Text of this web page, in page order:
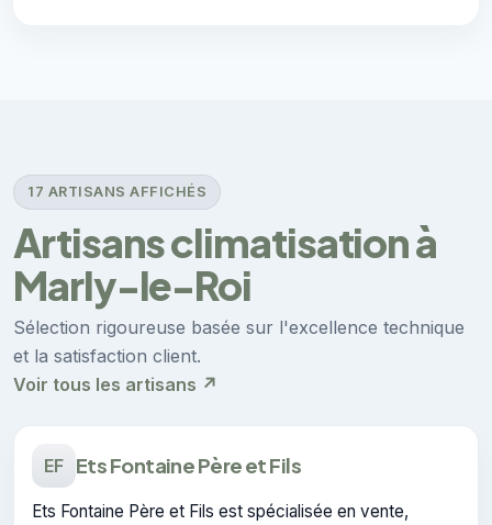
17 ARTISANS AFFICHÉS
Artisans climatisation à
Marly-le-Roi
Sélection rigoureuse basée sur l'excellence technique
et la satisfaction client.
Voir tous les artisans ↗
EF Ets Fontaine Père et Fils
Ets Fontaine Père et Fils est spécialisée en vente,